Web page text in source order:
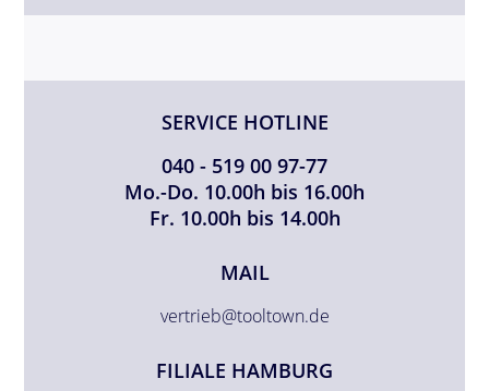
SERVICE HOTLINE
040 - 519 00 97-77
Mo.-Do. 10.00h bis 16.00h
Fr. 10.00h bis 14.00h
MAIL
vertrieb@tooltown.de
FILIALE HAMBURG